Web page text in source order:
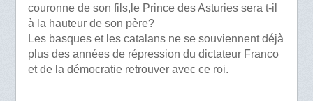
couronne de son fils,le Prince des Asturies sera t-il
à la hauteur de son père?
Les basques et les catalans ne se souviennent déjà
plus des années de répression du dictateur Franco
et de la démocratie retrouver avec ce roi.